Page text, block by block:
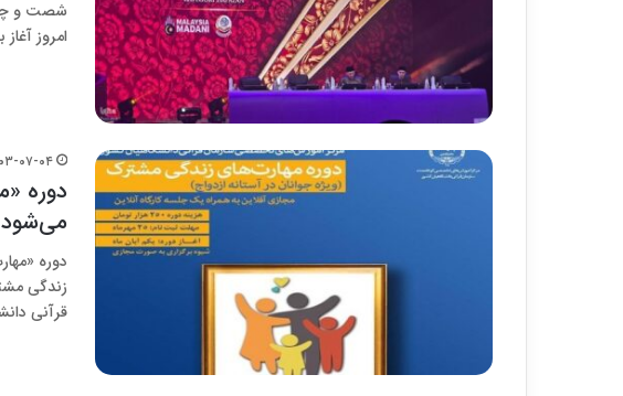
شصت و
امروز آغاز
۱۴۰۳-
دوره
می‌شود
دوره‌
زندگی
قرآنی